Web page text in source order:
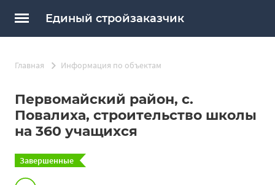
Единый стройзаказчик
Главная Информация по объектам
Первомайский район, с.
Повалиха, строительство школы
на 360 учащихся
Завершенные